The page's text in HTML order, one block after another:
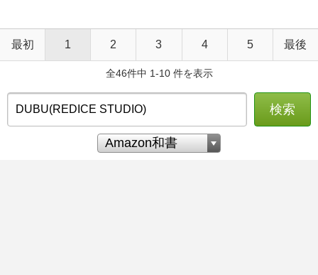
最初 1 2 3 4 5 最後
全46件中 1-10 件を表示
検索